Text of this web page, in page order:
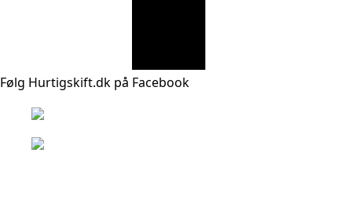
Følg Hurtigskift.dk på Facebook